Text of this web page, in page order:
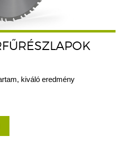
kiváló eredmény